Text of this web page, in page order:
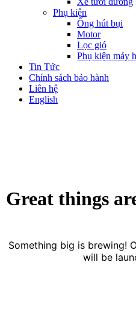
Phụ kiện
Ống hút bụi
Motor
Lọc gió
Phụ kiện máy
Tin Tức
Chính sách bảo hành
Liên hệ
English
Great things
Something big is brewing!
will be